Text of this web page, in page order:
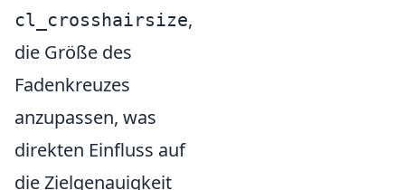
cl_crosshairsize,
die Größe des
Fadenkreuzes
anzupassen, was
direkten Einfluss auf
die Zielgenauigkeit